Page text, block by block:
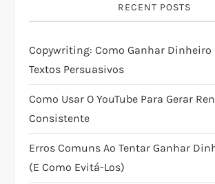
g
a
t
i
o
RECENT POSTS
Copywriting: Como Ganhar Dinheiro
Textos Persuasivos
Como Usar O YouTube Para Gerar
Consistente
Erros Comuns Ao Tentar Ganhar
(e Como Evitá-Los)